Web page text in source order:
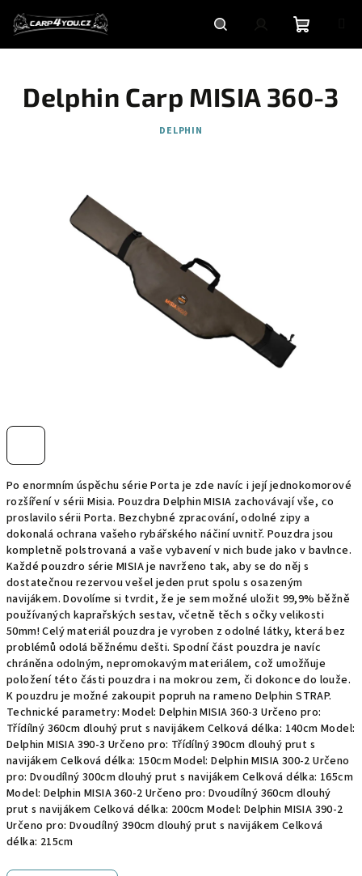
obsah
HledatPřihlášeníNákupní
košík
Po enormním úspěchu série Porta je zde navíc i její jednokomorové
rozšíření v sérii Misia. Pouzdra Delphin MISIA zachovávají vše, co
proslavilo sérii Porta. Bezchybné zpracování, odolné zipy a
dokonalá ochrana vašeho rybářského náčiní uvnitř. Pouzdra jsou
kompletně polstrovaná a vaše vybavení v nich bude jako v bavlnce.
Každé pouzdro série MISIA je navrženo tak, aby se do něj s
dostatečnou rezervou vešel jeden prut spolu s osazeným
navijákem. Dovolíme si tvrdit, že je sem možné uložit 99,9% běžně
používaných kaprařských sestav, včetně těch s očky velikosti
50mm! Celý materiál pouzdra je vyroben z odolné látky, která bez
problémů odolá běžnému dešti. Spodní část pouzdra je navíc
chráněna odolným, nepromokavým materiálem, což umožňuje
položení této části pouzdra i na mokrou zem, či dokonce do louže.
K pouzdru je možné zakoupit popruh na rameno Delphin STRAP.
Technické parametry: Model: Delphin MISIA 360-3 Určeno pro:
Třídílný 360cm dlouhý prut s navijákem Celková délka: 140cm Model:
Delphin MISIA 390-3 Určeno pro: Třídílný 390cm dlouhý prut s
navijákem Celková délka: 150cm Model: Delphin MISIA 300-2 Určeno
pro: Dvoudílný 300cm dlouhý prut s navijákem Celková délka: 165cm
Model: Delphin MISIA 360-2 Určeno pro: Dvoudílný 360cm dlouhý
prut s navijákem Celková délka: 200cm Model: Delphin MISIA 390-2
Určeno pro: Dvoudílný 390cm dlouhý prut s navijákem Celková
délka: 215cm
Delphin Carp MISIA 360-3
DELPHIN